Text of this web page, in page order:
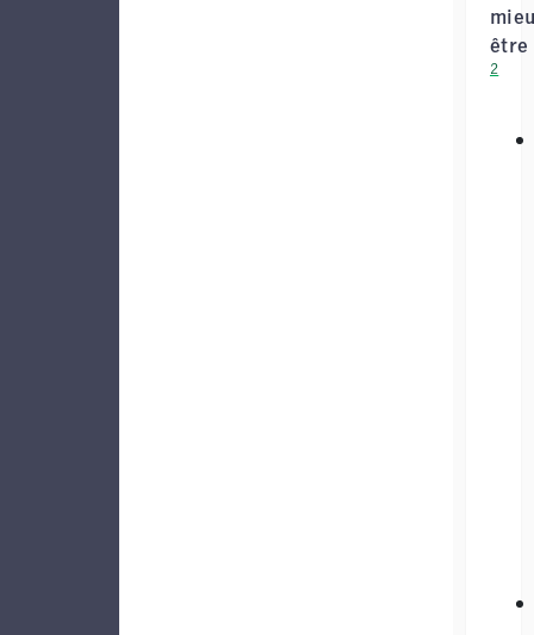
être
2